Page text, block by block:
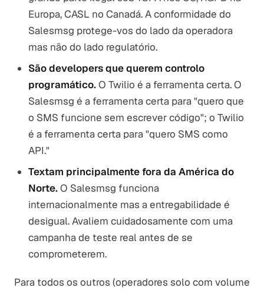
Europa, CASL no Canadá. A conformidade do
Salesmsg protege-vos do lado da operadora
mas não do lado regulatório.
São developers que querem controlo
programático.O Twilio é a ferramenta certa. O
Salesmsg é a ferramenta certa para "quero que
o SMS funcione sem escrever código"; o Twilio
é a ferramenta certa para "quero SMS como
API."
Textam principalmente fora da América do
Norte.O Salesmsg funciona
internacionalmente mas a entregabilidade é
desigual. Avaliem cuidadosamente com uma
campanha de teste real antes de se
comprometerem.
Para todos os outros (operadores solo com volume